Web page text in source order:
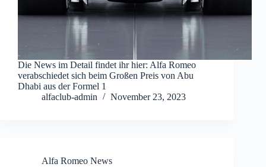
Die News im Detail findet ihr hier: Alfa Romeo
verabschiedet sich beim Großen Preis von Abu
Dhabi aus der Formel 1
alfaclub-admin
November 23, 2023
Alfa Romeo News